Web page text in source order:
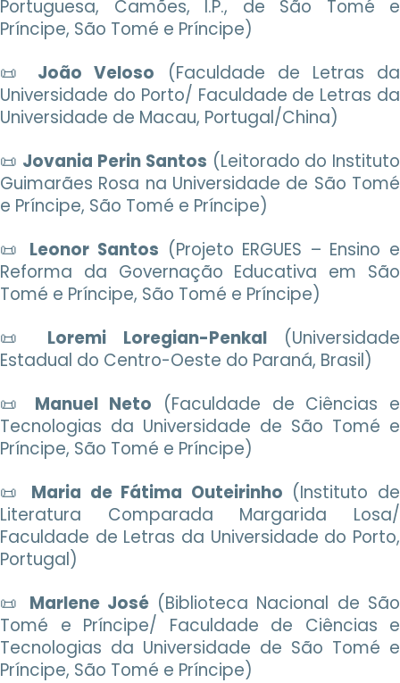
Portuguesa, Camões, I.P., de São Tomé e
Príncipe, São Tomé e Príncipe)
📜 João Veloso (Faculdade de Letras da
Universidade do Porto/ Faculdade de Letras da
Universidade de Macau, Portugal/China)
📜 Jovania Perin Santos (Leitorado do Instituto
Guimarães Rosa na Universidade de São Tomé
e Príncipe, São Tomé e Príncipe)
📜 Leonor Santos (Projeto ERGUES – Ensino e
Reforma da Governação Educativa em São
Tomé e Príncipe, São Tomé e Príncipe)
📜 Loremi Loregian-Penkal(Universidade
Estadual do Centro-Oeste do Paraná, Brasil)
📜 Manuel Neto (Faculdade de Ciências e
Tecnologias da Universidade de São Tomé e
Príncipe, São Tomé e Príncipe)
📜 Maria de Fátima Outeirinho (Instituto de
Literatura Comparada Margarida Losa/
Faculdade de Letras da Universidade do Porto,
Portugal)
📜 Marlene José(Biblioteca Nacional de São
Tomé e Príncipe/ Faculdade de Ciências e
Tecnologias da Universidade de São Tomé e
Príncipe, São Tomé e Príncipe)